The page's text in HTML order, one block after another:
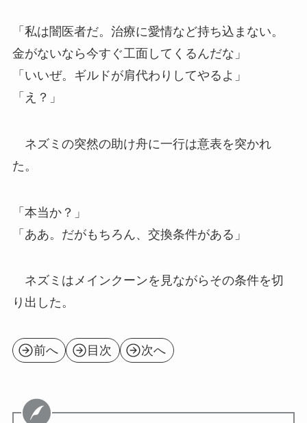
「私は闇医者だ。治療に愛情など持ち込まない。
金がないなら今すぐ工面してくるんだな」
「いいぜ。ギルドが肩代わりしてやるよ」
「え？」
ネズミの突然の助け舟に一行は意表を突かれ
た。
「本当か？」
「ああ。だがもちろん、交換条件がある」
ネズミはメインクーンを見ながらその条件を切
り出した。
前へ 目次 次へ